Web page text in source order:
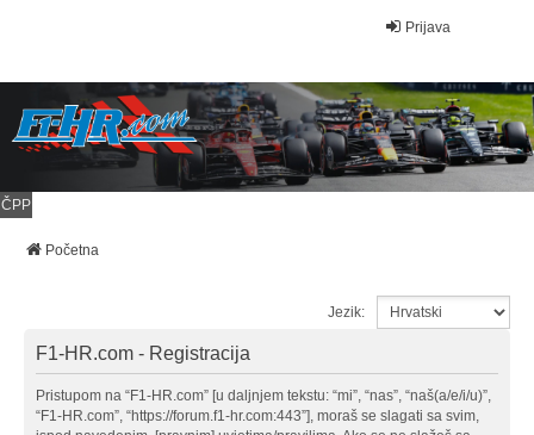
Prijava
ČPP
Početna
Jezik:
F1-HR.com - Registracija
Pristupom na “F1-HR.com” [u daljnjem tekstu: “mi”, “nas”, “naš(a/e/i/u)”,
“F1-HR.com”, “https://forum.f1-hr.com:443”], moraš se slagati sa svim,